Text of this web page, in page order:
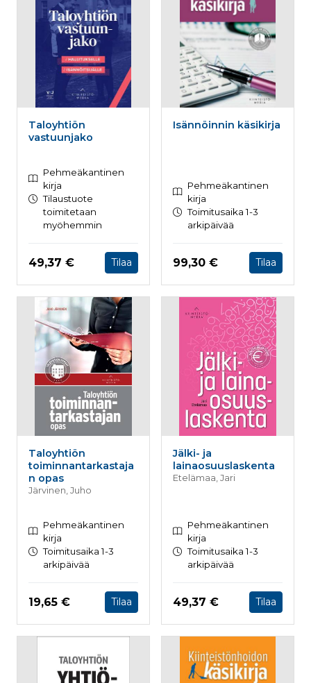
Taloyhtiön
vastuunjako
Pehmeäkantinen
kirja
Tilaustuote
toimitetaan
myöhemmin
Hinta nyt
49,37 € Tilaa
Isännöinnin käsikirja
Pehmeäkantinen
kirja
Toimitusaika 1-3
arkipäivää
Hinta nyt
99,30 € Tilaa
Taloyhtiön
toiminnantarkastaja
n opas
Järvinen, Juho
Pehmeäkantinen
kirja
Toimitusaika 1-3
arkipäivää
Hinta nyt
19,65 € Tilaa
Jälki- ja
lainaosuuslaskenta
Etelämaa, Jari
Pehmeäkantinen
kirja
Toimitusaika 1-3
arkipäivää
Hinta nyt
49,37 € Tilaa